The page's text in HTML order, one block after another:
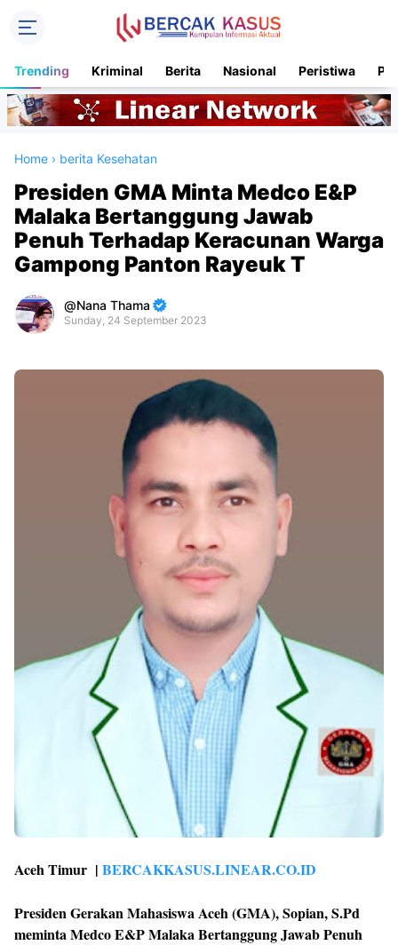
Trending Kriminal Berita Nasional Peristiwa
Home › berita Kesehatan
Presiden GMA Minta Medco E&P
Malaka Bertanggung Jawab
Penuh Terhadap Keracunan Warga
Gampong Panton Rayeuk T
Nana Thama
Sunday, 24 September 2023
Aceh Timur | BERCAKKASUS.LINEAR.CO.ID
Presiden Gerakan Mahasiswa Aceh (GMA), Sopian, S.Pd
meminta Medco E&P Malaka Bertanggung Jawab Penuh